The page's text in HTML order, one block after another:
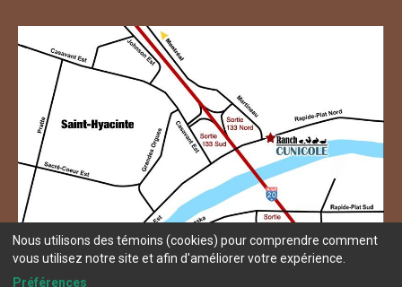
Nous utilisons des témoins (cookies) pour comprendre comment
vous utilisez notre site et afin d'améliorer votre expérience.
Préférences